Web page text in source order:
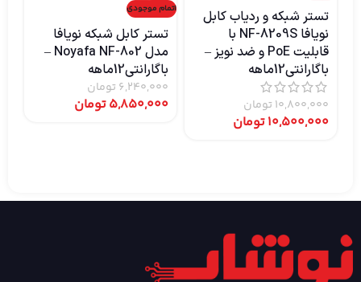
تستر شبکه و ردیاب کابل
نویافا NF-8209S با
قابلیت PoE و ضد نویز –
باگارانتی12ماهه
10,800,000 تومان
10,500,000تومان
اتمام موجودی
تستر کابل شبکه نویافا
مدل Noyafa NF-802 –
باگارانتی12ماهه
6,240,000 تومان
5,850,000تومان